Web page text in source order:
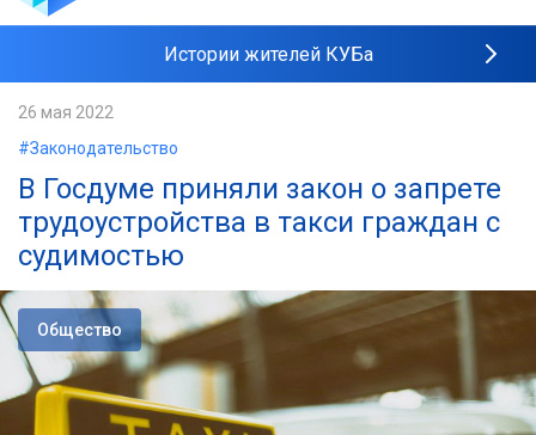
Истории жителей КУБа
26 мая 2022
#Законодательство
В Госдуме приняли закон о запрете
трудоустройства в такси граждан с
судимостью
Общество